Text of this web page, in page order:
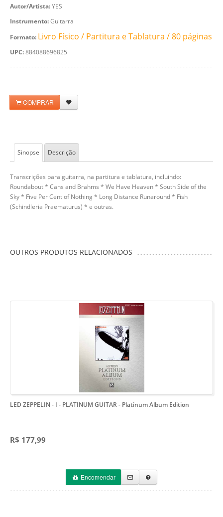
Autor/Artista:YES
Instrumento:Guitarra
Formato: Livro Físico / Partitura e Tablatura / 80 páginas
UPC:884088696825
COMPRAR
Sinopse Descrição
Transcrições para guitarra, na partitura e tablatura, incluindo:
Roundabout * Cans and Brahms * We Have Heaven * South Side of the
Sky * Five Per Cent of Nothing * Long Distance Runaround * Fish
(Schindleria Praematurus) * e outras.
OUTROS PRODUTOS RELACIONADOS
LED ZEPPELIN - I - PLATINUM GUITAR- Platinum Album Edition
R$ 177,99
Encomendar